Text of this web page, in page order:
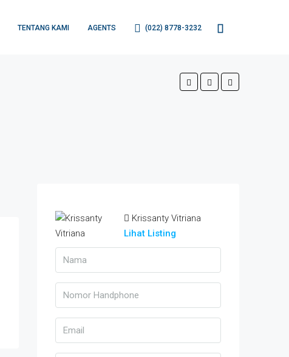
TENTANG KAMI AGENTS (022) 8778-3232
Krissanty Vitriana
Lihat Listing